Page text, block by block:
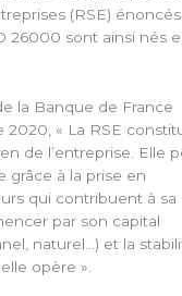
(RSE) énoncés
26000 sont ainsi nés
la Banque de France
« La RSE
de l’entreprise. Elle
grâce à la prise en
qui contribuent à sa
par son capital
naturel…) et la
opère ».